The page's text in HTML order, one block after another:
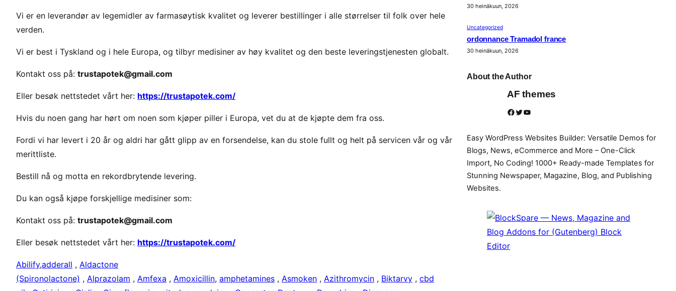
k
i
n
r
p
m
e
m
Vi er en leverandør av legemidler av farmasøytisk kvalitet og leverer bestillinger i alle størrelser til folk over hele
verden.
Vi er best i Tyskland og i hele Europa, og tilbyr medisiner av høy kvalitet og den beste leveringstjenesten globalt.
Kontakt oss på: trustapotek@gmail.com
Eller besøk nettstedet vårt her: https://trustapotek.com/
Hvis du noen gang har hørt om noen som kjøper piller i Europa, vet du at de kjøpte dem fra oss.
Fordi vi har levert i 20 år og aldri har gått glipp av en forsendelse, kan du stole fullt og helt på servicen vår og vår
merittliste.
Bestill nå og motta en rekordbrytende levering.
Du kan også kjøpe forskjellige medisiner som:
Kontakt oss på: trustapotek@gmail.com
Eller besøk nettstedet vårt her: https://trustapotek.com/
Abilify,adderall , Aldactone
(Spironolactone) , Alprazolam , Amfexa , Amoxicillin, amphetamines , Asmoken , Azithromycin , Biktarvy , cbd
30 heinäkuun, 2026
Uncategorized
ordonnance Tramadol france
30 heinäkuun, 2026
About the Author
AF themes
Facebook Twitter YouTube
Easy WordPress Websites Builder: Versatile Demos for
Blogs, News, eCommerce and More – One-Click
Import, No Coding! 1000+ Ready-made Templates for
Stunning Newspaper, Magazine, Blog, and Publishing
Websites.